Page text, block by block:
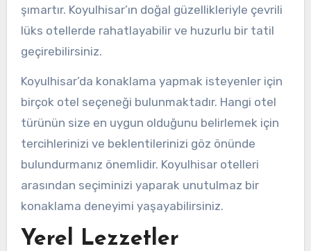
şımartır. Koyulhisar’ın doğal güzellikleriyle çevrili
lüks otellerde rahatlayabilir ve huzurlu bir tatil
geçirebilirsiniz.
Koyulhisar’da konaklama yapmak isteyenler için
birçok otel seçeneği bulunmaktadır. Hangi otel
türünün size en uygun olduğunu belirlemek için
tercihlerinizi ve beklentilerinizi göz önünde
bulundurmanız önemlidir. Koyulhisar otelleri
arasından seçiminizi yaparak unutulmaz bir
konaklama deneyimi yaşayabilirsiniz.
Yerel Lezzetler